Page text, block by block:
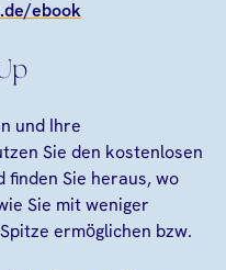
ebook
und Ihre
Sie den kostenlosen
finden Sie heraus, wo
Sie mit weniger
ermöglichen bzw.